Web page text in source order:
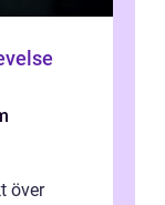
över